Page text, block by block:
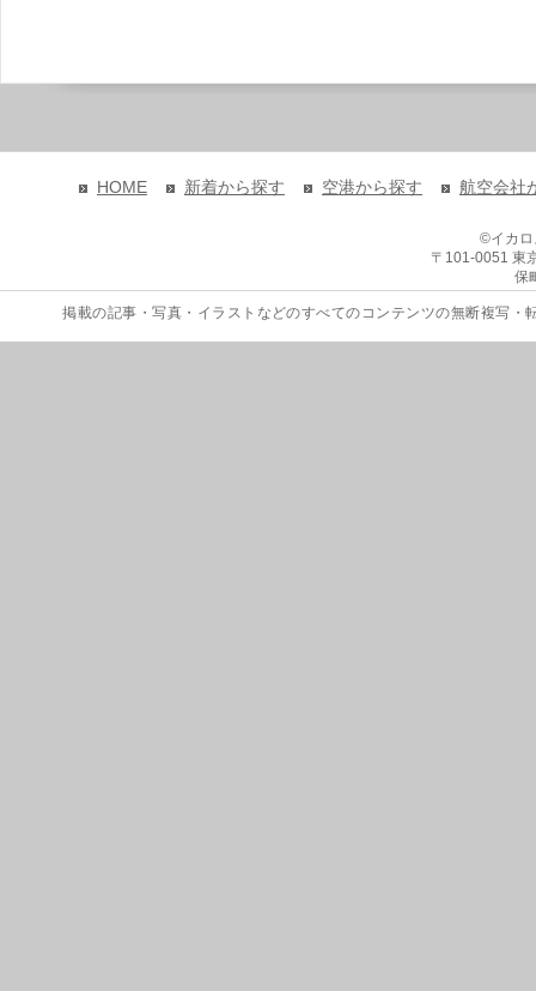
HOME 新着から探す 空港から探す 航空会社
©イカ
〒101-0051 東
保
掲載の記事・写真・イラストなどのすべてのコンテンツの無断複